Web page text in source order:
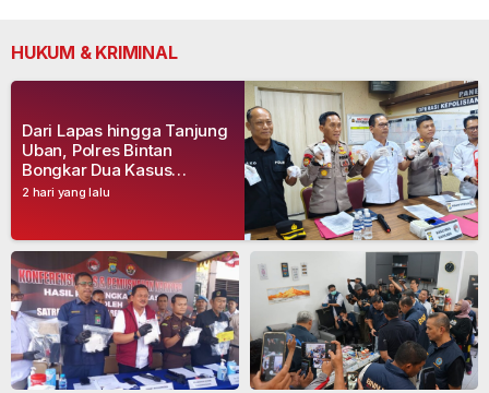
HUKUM & KRIMINAL
2 hari yang lalu
Dari Lapas hingga Tanjung
Uban, Polres Bintan
Bongkar Dua Kasus
Narkoba, Empat Tersangka